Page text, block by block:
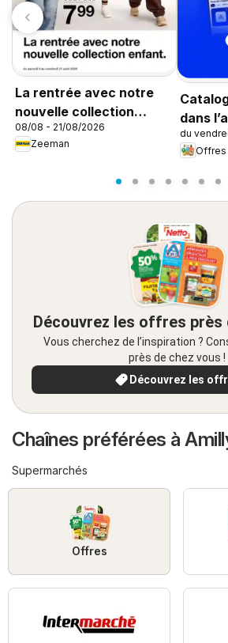
La rentrée avec notre
nouvelle collection
enfant
08/08 - 21/08/2026
Zeeman
dans
du
Offres
Découvrez les offres près
Vous cherchez de l’inspiration ?
près de chez vous !
Découvrez les
Chaînes préférées à
Supermarchés
Offres